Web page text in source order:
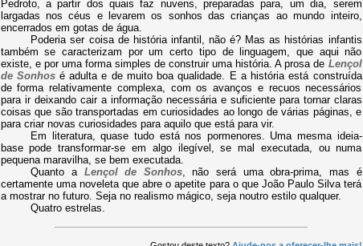
Pedroto, a partir dos quais faz nuvens, preparadas para, um dia, serem
largadas nos céus e levarem os sonhos das crianças ao mundo inteiro,
encerrados em gotas de água.
Poderia ser coisa de história infantil, não é? Mas as histórias infantis
também se caracterizam por um certo tipo de linguagem, que aqui não
existe, e por uma forma simples de construir uma história. A prosa de Lençol
de Sonhosé adulta e de muito boa qualidade. E a história está construída
de forma relativamente complexa, com os avanços e recuos necessários
para ir deixando cair a informação necessária e suficiente para tornar claras
coisas que são transportadas em curiosidades ao longo de várias páginas, e
para criar novas curiosidades para aquilo que está para vir.
Em literatura, quase tudo está nos pormenores. Uma mesma ideia-
base pode transformar-se em algo ilegível, se mal executada, ou numa
pequena maravilha, se bem executada.
Quanto a Lençol de Sonhos, não será uma obra-prima, mas é
certamente uma noveleta que abre o apetite para o que João Paulo Silva terá
a mostrar no futuro. Seja no realismo mágico, seja noutro estilo qualquer.
Quatro estrelas.